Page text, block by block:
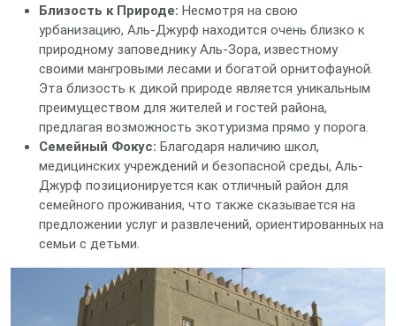
Близость к Природе: Несмотря на свою
урбанизацию, Аль-Джурф находится очень близко к
природному заповеднику Аль-Зора, известному
своими мангровыми лесами и богатой орнитофауной.
Эта близость к дикой природе является уникальным
преимуществом для жителей и гостей района,
предлагая возможность экотуризма прямо у порога.
Семейный Фокус: Благодаря наличию школ,
медицинских учреждений и безопасной среды, Аль-
Джурф позиционируется как отличный район для
семейного проживания, что также сказывается на
предложении услуг и развлечений, ориентированных на
семьи с детьми.